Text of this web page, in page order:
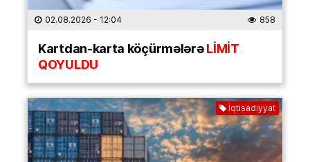
02.08.2026 - 12:04 858
Kartdan-karta köçürmələrəLİMİT
QOYULDU
İqtisadiyyat